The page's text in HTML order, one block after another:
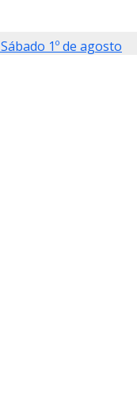
1º de agosto